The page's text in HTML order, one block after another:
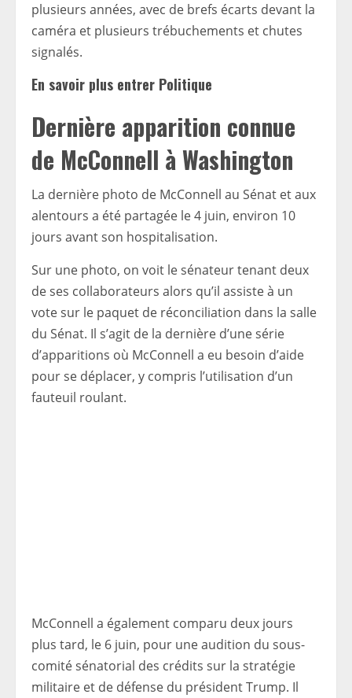
plusieurs années, avec de brefs écarts devant la
caméra et plusieurs trébuchements et chutes
signalés.
En savoir plus entrer Politique
Dernière apparition connue
de McConnell à Washington
La dernière photo de McConnell au Sénat et aux
alentours a été partagée le 4 juin, environ 10
jours avant son hospitalisation.
Sur une photo, on voit le sénateur tenant deux
de ses collaborateurs alors qu’il assiste à un
vote sur le paquet de réconciliation dans la salle
du Sénat. Il s’agit de la dernière d’une série
d’apparitions où McConnell a eu besoin d’aide
pour se déplacer, y compris l’utilisation d’un
fauteuil roulant.
McConnell a également comparu deux jours
plus tard, le 6 juin, pour une audition du sous-
comité sénatorial des crédits sur la stratégie
militaire et de défense du président Trump. Il